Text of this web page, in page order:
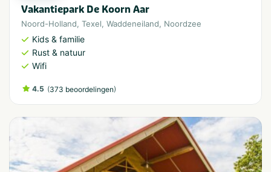
Vakantiepark De Koorn Aar
Noord-Holland, Texel, Waddeneiland, Noordzee
Kids & familie
Rust & natuur
Wifi
4.5 (373 beoordelingen)